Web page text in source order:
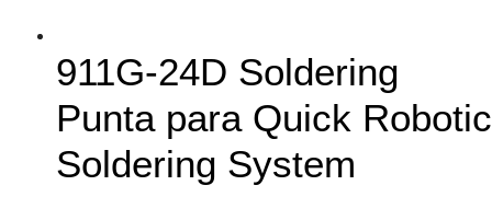
911G-24D Soldering
Punta para Quick Robotic
Soldering System